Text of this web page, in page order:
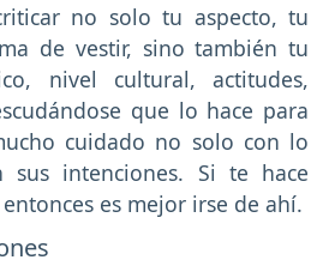
no solo tu aspecto, tu
de vestir, sino también tu
nivel cultural, actitudes,
que lo hace para
cuidado no solo con lo
intenciones. Si te hace
es mejor irse de ahí.